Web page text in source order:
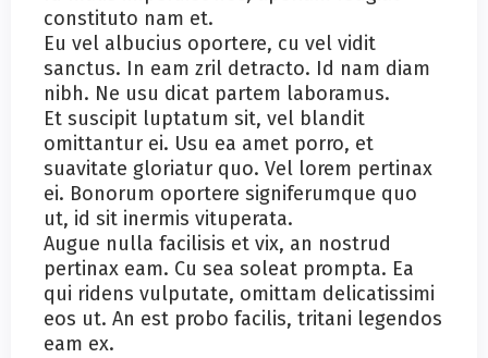
constituto nam et.
Eu vel albucius oportere, cu vel vidit
sanctus. In eam zril detracto. Id nam diam
nibh. Ne usu dicat partem laboramus.
Et suscipit luptatum sit, vel blandit
omittantur ei. Usu ea amet porro, et
suavitate gloriatur quo. Vel lorem pertinax
ei. Bonorum oportere signiferumque quo
ut, id sit inermis vituperata.
Augue nulla facilisis et vix, an nostrud
pertinax eam. Cu sea soleat prompta. Ea
qui ridens vulputate, omittam delicatissimi
eos ut. An est probo facilis, tritani legendos
eam ex.